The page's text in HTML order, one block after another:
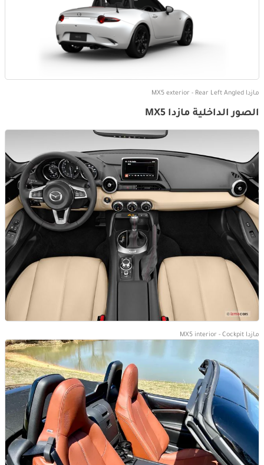
مازدا MX5 exterior - Rear Left Angled
الصور الداخلية مازدا MX5
مازدا MX5 interior - Cockpit